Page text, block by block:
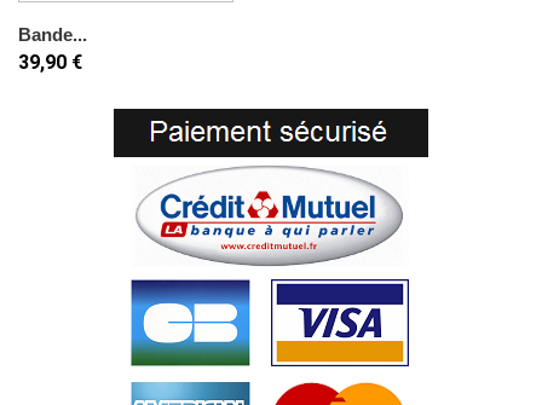
Bande...
39,90 €